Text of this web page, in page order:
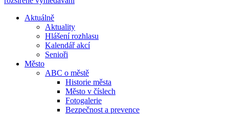
Aktuálně
Aktuality
Hlášení rozhlasu
Kalendář akcí
Senioři
Město
ABC o městě
Historie města
Město v číslech
Fotogalerie
Bezpečnost a prevence